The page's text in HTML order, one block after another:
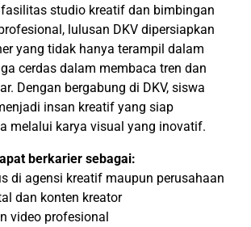
studio kreatif dan bimbingan
lulusan DKV dipersiapkan
yang tidak hanya terampil dalam
cerdas dalam membaca tren dan
Dengan bergabung di DKV, siswa
insan kreatif yang siap
melalui karya visual yang inovatif.
berkarier sebagai:
di agensi kreatif maupun perusahaan
dan konten kreator
video profesional